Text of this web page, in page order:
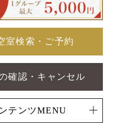
室検索・ご予約
確認・キャンセル
テンツMENU